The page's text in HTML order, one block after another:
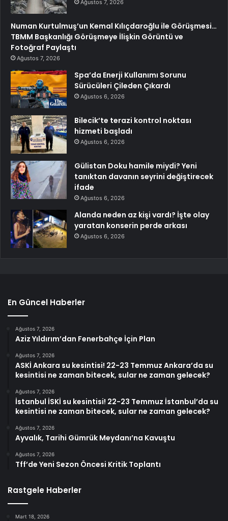
Ağustos 7, 2026
Numan Kurtulmuş’un Kemal Kılıçdaroğlu ile Görüşmesi…
TBMM Başkanlığı Görüşmeye İlişkin Görüntü ve
Fotoğraf Paylaştı
Ağustos 7, 2026
Spa’da Enerji Kullanımı Sorunu
Sürücüleri Çileden Çıkardı
Ağustos 6, 2026
Bilecik’te terazi kontrol noktası
hizmeti başladı
Ağustos 6, 2026
Gülistan Doku hamile miydi? Yeni
tanıktan davanın seyrini değiştirecek
ifade
Ağustos 6, 2026
Alanda neden az kişi vardı? İşte olay
yaratan konserin perde arkası
Ağustos 6, 2026
En Güncel Haberler
Ağustos 7, 2026
Aziz Yıldırım’dan Fenerbahçe İçin Plan
Ağustos 7, 2026
ASKİ Ankara su kesintisi! 22-23 Temmuz Ankara’da su
kesintisi ne zaman bitecek, sular ne zaman gelecek?
Ağustos 7, 2026
İstanbul İSKİ su kesintisi! 22-23 Temmuz İstanbul’da su
kesintisi ne zaman bitecek, sular ne zaman gelecek?
Ağustos 7, 2026
Ayvalık, Tarihi Gümrük Meydanı’na Kavuştu
Ağustos 7, 2026
Tff’de Yeni Sezon Öncesi Kritik Toplantı
Rastgele Haberler
Mart 18, 2026